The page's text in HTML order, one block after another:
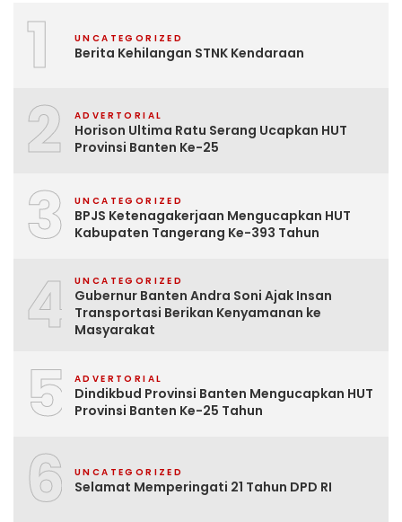
1 UNCATEGORIZED
Berita Kehilangan STNK Kendaraan
2 ADVERTORIAL
Horison Ultima Ratu Serang Ucapkan HUT
Provinsi Banten Ke-25
3 UNCATEGORIZED
BPJS Ketenagakerjaan Mengucapkan HUT
Kabupaten Tangerang Ke-393 Tahun
4 UNCATEGORIZED
Gubernur Banten Andra Soni Ajak Insan
Transportasi Berikan Kenyamanan ke
Masyarakat
5 ADVERTORIAL
Dindikbud Provinsi Banten Mengucapkan HUT
Provinsi Banten Ke-25 Tahun
6 UNCATEGORIZED
Selamat Memperingati 21 Tahun DPD RI